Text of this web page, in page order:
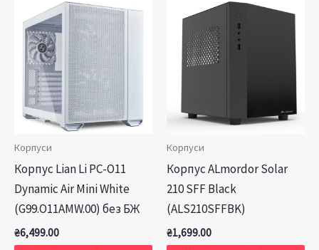
Корпуси
Корпус Lian Li PC-O11
Dynamic Air Mini White
(G99.O11AMW.00) без БЖ
₴6,499.00
Корпуси
Корпус ALmordor Solar
210 SFF Black
(ALS210SFFBK)
₴1,699.00